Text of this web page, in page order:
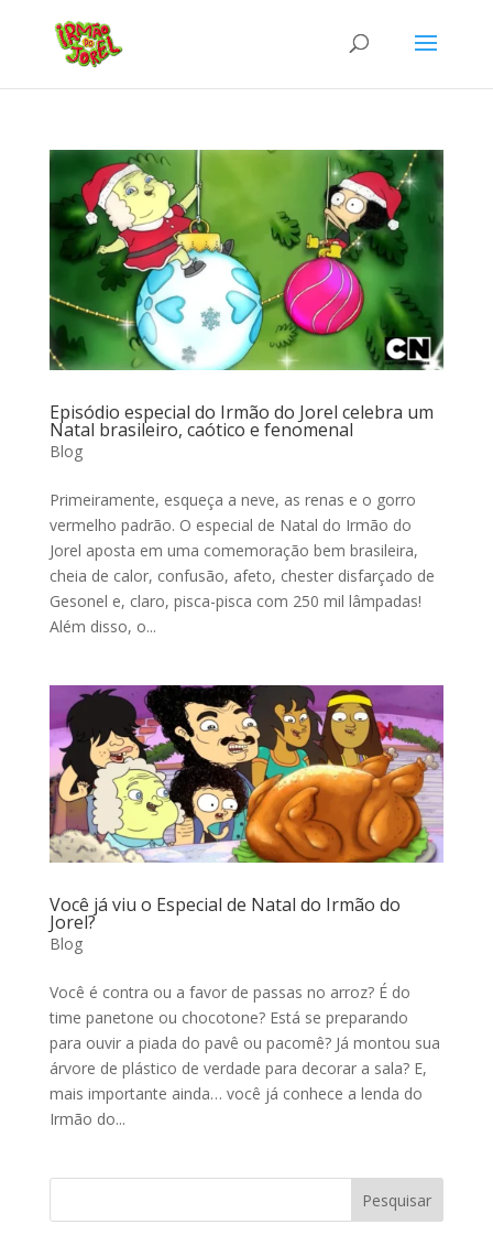
Episódio especial do Irmão do Jorel celebra um
Natal brasileiro, caótico e fenomenal
Blog
Primeiramente, esqueça a neve, as renas e o gorro
vermelho padrão. O especial de Natal do Irmão do
Jorel aposta em uma comemoração bem brasileira,
cheia de calor, confusão, afeto, chester disfarçado de
Gesonel e, claro, pisca-pisca com 250 mil lâmpadas!
Além disso, o...
Você já viu o Especial de Natal do Irmão do
Jorel?
Blog
Você é contra ou a favor de passas no arroz? É do
time panetone ou chocotone? Está se preparando
para ouvir a piada do pavê ou pacomê? Já montou sua
árvore de plástico de verdade para decorar a sala? E,
mais importante ainda… você já conhece a lenda do
Irmão do...
Pesquisar